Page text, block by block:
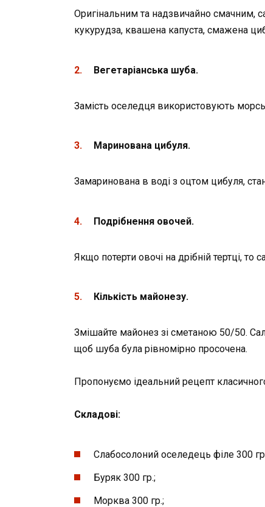
Оригінальним та надзвичайно смачним,
кукурудза, квашена капуста, смажена
Вегетаріанська шуба.
Замість оселедця використовують
Маринована цибуля.
Замаринована в воді з оцтом цибуля,
Подрібнення овочей.
Якщо потерти овочі на дрібній тертці,
Кількість майонезу.
Змішайте майонез зі сметаною 50/50.
щоб шуба була рівномірно просочена.
Пропонуємо ідеальний рецепт
Складові:
Слабосолоний оселедець філе 300
Буряк 300 гр.;
Морква 300 гр.;